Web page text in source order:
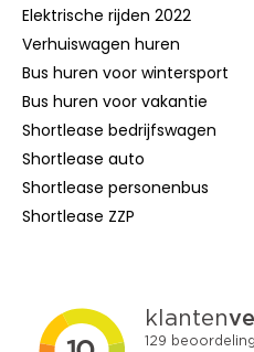
Elektrische rijden 2022
Verhuiswagen huren
Bus huren voor wintersport
Bus huren voor vakantie
Shortlease bedrijfswagen
Shortlease auto
Shortlease personenbus
Shortlease ZZP